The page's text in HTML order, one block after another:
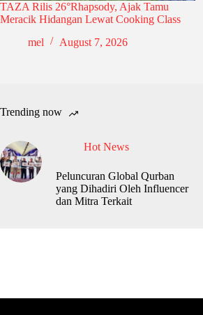
TAZA Rilis 26°Rhapsody, Ajak Tamu
Meracik Hidangan Lewat Cooking Class
mel
August 7, 2026
Trending now
Hot News
Peluncuran Global Qurban
yang Dihadiri Oleh Influencer
dan Mitra Terkait